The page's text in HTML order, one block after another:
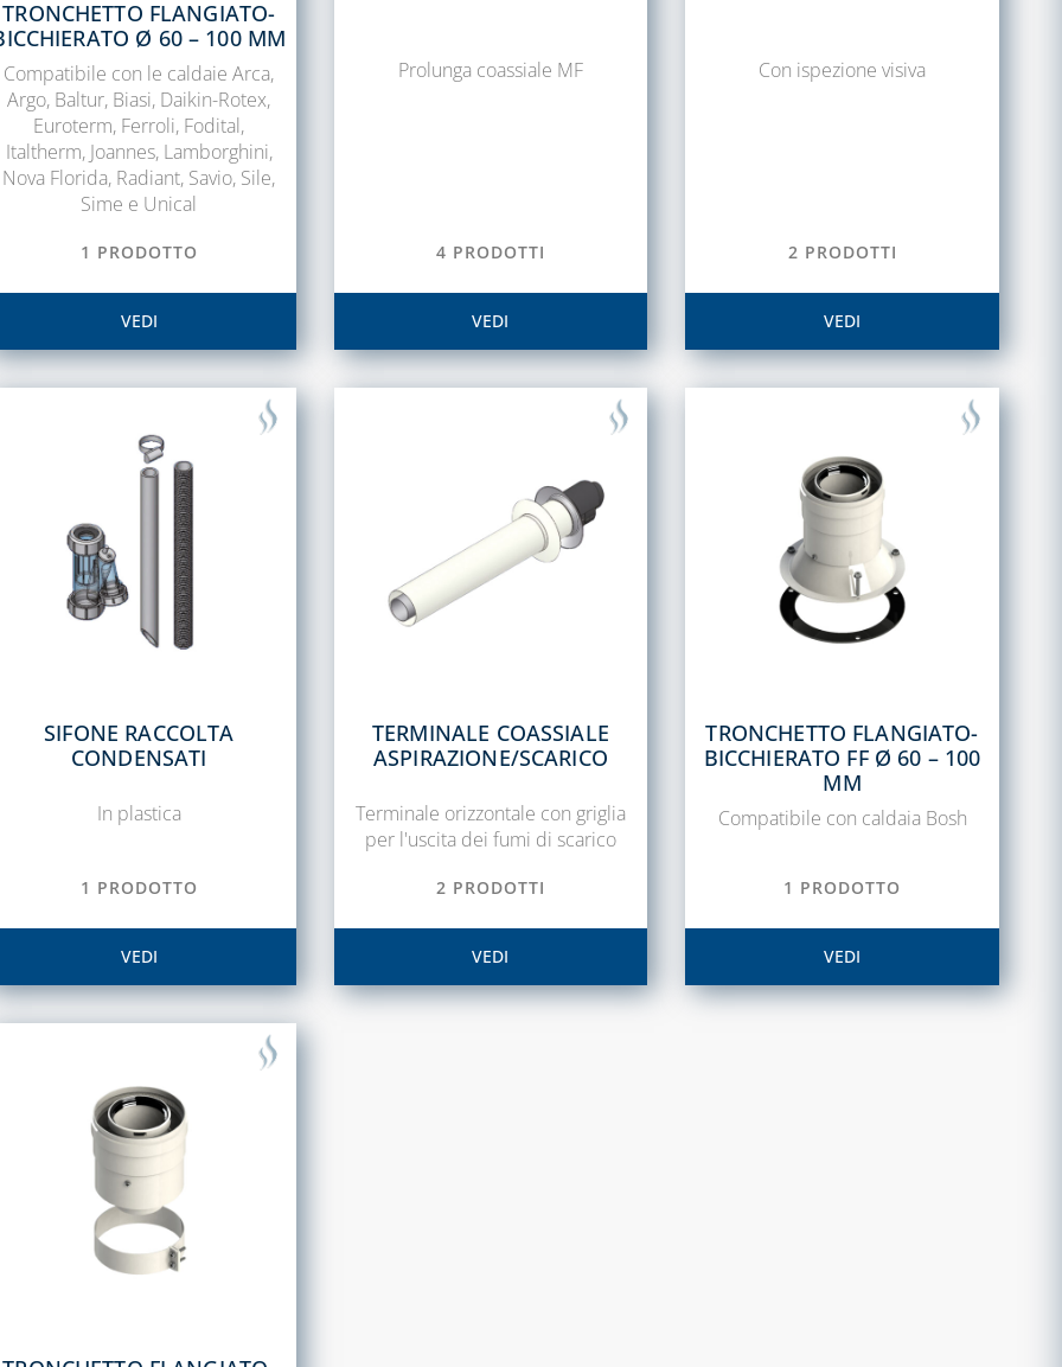
TRONCHETTO FLANGIATO-
Ø 60 – 100 MM
Compatibile con le caldaie Arca,
Argo, Baltur, Biasi, Daikin-Rotex,
Euroterm, Ferroli, Fodital,
Italtherm, Joannes, Lamborghini,
Nova Florida, Radiant, Savio, Sile,
Sime e Unical
1 PRODOTTO
VEDI
Prolunga coassiale MF
4 PRODOTTI
VEDI
Con ispezione visiva
2 PRODOTTI
VEDI
SIFONE RACCOLTA
CONDENSATI
In plastica
1 PRODOTTO
VEDI
TERMINALE COASSIALE
ASPIRAZIONE/SCARICO
Terminale orizzontale con griglia
per l'uscita dei fumi di scarico
2 PRODOTTI
VEDI
TRONCHETTO FLANGIATO-
BICCHIERATO FF Ø 60 – 100
MM
Compatibile con caldaia Bosh
1 PRODOTTO
VEDI